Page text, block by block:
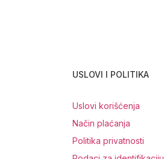
USLOVI I POLITIKA
Uslovi korišćenja
Način plaćanja
Politika privatnosti